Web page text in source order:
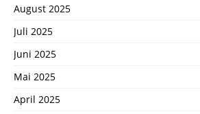
August 2025
Juli 2025
Juni 2025
Mai 2025
April 2025